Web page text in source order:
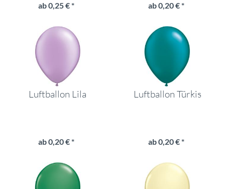
ab 0,25 € * ab 0,20 € *
Luftballon Lila
ab 0,20 € *
Luftballon Türkis
ab 0,20 € *